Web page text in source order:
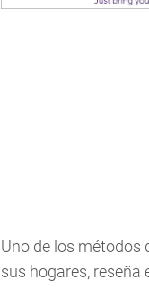
Uno de los métodos
sus hogares, reseña